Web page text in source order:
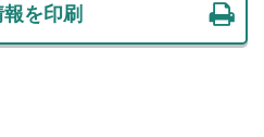
を印刷